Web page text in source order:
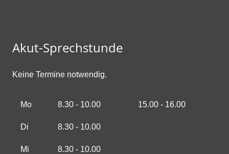
Akut-Sprechstunde
Keine Termine notwendig.
Mo 8.30 - 10.00 15.00 - 16.00
Di 8.30 - 10.00
Mi 8.30 - 10.00